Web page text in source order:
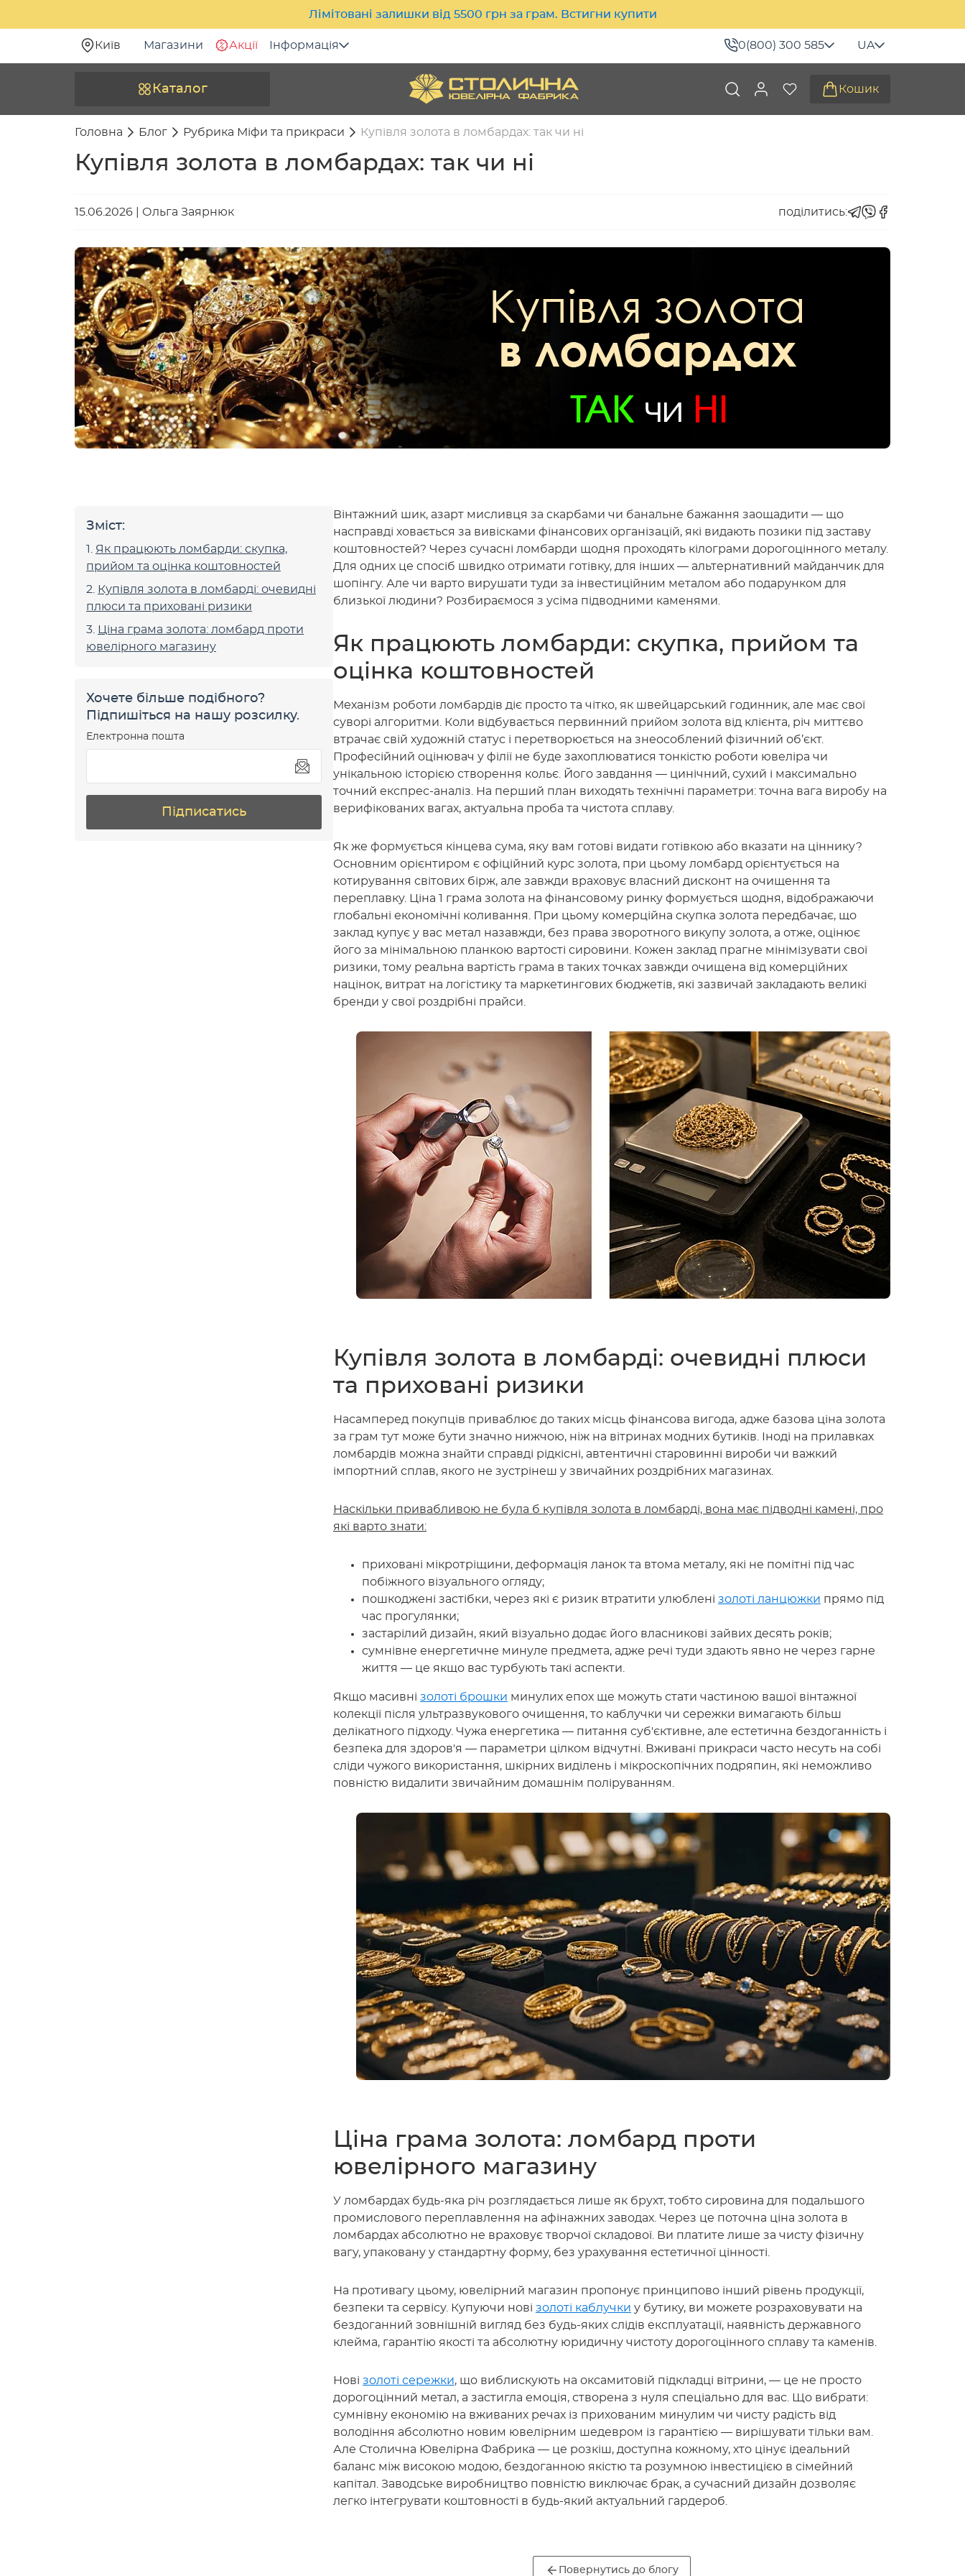
Лімітовані залишки від 5500 грн за грам. Встигни купити
Київ Магазини Акції Інформація 0(800) 300 585 UA
Каталог Кошик
Головна Блог Рубрика Міфи та прикраси Купівля золота в ломбардах: так чи ні
Купівля золота в ломбардах: так чи ні
15.06.2026 Ольга Заярнюк поділитись:
Зміст:
Як працюють ломбарди: скупка,
прийом та оцінка коштовностей
Купівля золота в ломбарді: очевидні
плюси та приховані ризики
Ціна грама золота: ломбард проти
ювелірного магазину
Хочете більше подібного?
Підпишіться на нашу розсилку.
Електронна пошта
Підписатись
Вінтажний шик, азарт мисливця за скарбами чи банальне бажання заощадити — що
насправді ховається за вивісками фінансових організацій, які видають позики під заставу
коштовностей? Через сучасні ломбарди щодня проходять кілограми дорогоцінного металу.
Для одних це спосіб швидко отримати готівку, для інших — альтернативний майданчик для
шопінгу. Але чи варто вирушати туди за інвестиційним металом або подарунком для
близької людини? Розбираємося з усіма підводними каменями.
Як працюють ломбарди: скупка, прийом та
оцінка коштовностей
Механізм роботи ломбардів діє просто та чітко, як швейцарський годинник, але має свої
суворі алгоритми. Коли відбувається первинний прийом золота від клієнта, річ миттєво
втрачає свій художній статус і перетворюється на знеособлений фізичний об’єкт.
Професійний оцінювач у філії не буде захоплюватися тонкістю роботи ювеліра чи
унікальною історією створення кольє. Його завдання — цинічний, сухий і максимально
точний експрес-аналіз. На перший план виходять технічні параметри: точна вага виробу на
верифікованих вагах, актуальна проба та чистота сплаву.
Як же формується кінцева сума, яку вам готові видати готівкою або вказати на ціннику?
Основним орієнтиром є офіційний курс золота, при цьому ломбард орієнтується на
котирування світових бірж, але завжди враховує власний дисконт на очищення та
переплавку. Ціна 1 грама золота на фінансовому ринку формується щодня, відображаючи
глобальні економічні коливання. При цьому комерційна скупка золота передбачає, що
заклад купує у вас метал назавжди, без права зворотного викупу золота, а отже, оцінює
його за мінімальною планкою вартості сировини. Кожен заклад прагне мінімізувати свої
ризики, тому реальна вартість грама в таких точках завжди очищена від комерційних
націнок, витрат на логістику та маркетингових бюджетів, які зазвичай закладають великі
бренди у свої роздрібні прайси.
Купівля золота в ломбарді: очевидні плюси
та приховані ризики
Насамперед покупців приваблює до таких місць фінансова вигода, адже базова ціна золота
за грам тут може бути значно нижчою, ніж на вітринах модних бутиків. Іноді на прилавках
ломбардів можна знайти справді рідкісні, автентичні старовинні вироби чи важкий
імпортний сплав, якого не зустрінеш у звичайних роздрібних магазинах.
Наскільки привабливою не була б купівля золота в ломбарді, вона має підводні камені, про
які варто знати:
приховані мікротріщини, деформація ланок та втома металу, які не помітні під час
побіжного візуального огляду;
пошкоджені застібки, через які є ризик втратити улюблені золоті ланцюжки прямо під
час прогулянки;
застарілий дизайн, який візуально додає його власникові зайвих десять років;
сумнівне енергетичне минуле предмета, адже речі туди здають явно не через гарне
життя — це якщо вас турбують такі аспекти.
Якщо масивні золоті брошки минулих епох ще можуть стати частиною вашої вінтажної
колекції після ультразвукового очищення, то каблучки чи сережки вимагають більш
делікатного підходу. Чужа енергетика — питання суб'єктивне, але естетична бездоганність і
безпека для здоров'я — параметри цілком відчутні. Вживані прикраси часто несуть на собі
сліди чужого використання, шкірних виділень і мікроскопічних подряпин, які неможливо
повністю видалити звичайним домашнім поліруванням.
Ціна грама золота: ломбард проти
ювелірного магазину
У ломбардах будь-яка річ розглядається лише як брухт, тобто сировина для подальшого
промислового переплавлення на афінажних заводах. Через це поточна ціна золота в
ломбардах абсолютно не враховує творчої складової. Ви платите лише за чисту фізичну
вагу, упаковану у стандартну форму, без урахування естетичної цінності.
На противагу цьому, ювелірний магазин пропонує принципово інший рівень продукції,
безпеки та сервісу. Купуючи нові золоті каблучки у бутику, ви можете розраховувати на
бездоганний зовнішній вигляд без будь-яких слідів експлуатації, наявність державного
клейма, гарантію якості та абсолютну юридичну чистоту дорогоцінного сплаву та каменів.
Нові золоті сережки, що виблискують на оксамитовій підкладці вітрини, — це не просто
дорогоцінний метал, а застигла емоція, створена з нуля спеціально для вас. Що вибрати:
сумнівну економію на вживаних речах із прихованим минулим чи чисту радість від
володіння абсолютно новим ювелірним шедевром із гарантією — вирішувати тільки вам.
Але Столична Ювелірна Фабрика — це розкіш, доступна кожному, хто цінує ідеальний
баланс між високою модою, бездоганною якістю та розумною інвестицією в сімейний
капітал. Заводське виробництво повністю виключає брак, а сучасний дизайн дозволяє
легко інтегрувати коштовності в будь-який актуальний гардероб.
Повернутись до блогу